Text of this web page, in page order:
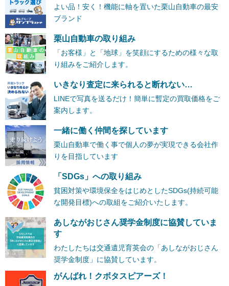
よい品！安く！機能に軸を置いた栗山自動車の最安
ブランド
栗山自動車の取り組み
「お客様」と「地球」を笑顔にするための様々な取
り組みをご紹介します。
いきなり査定に来られると断れない…
LINEで写真を送るだけ！簡単に暫定の買取価格をご
案内します。
一緒に働く仲間を探しています
栗山自動車で働く事で個人の夢が実現できる会社作
りを目指しています
「SDGs」への取り組み
貧困対策や環境保全をはじめとしたSDGs(持続可能
な開発目標)への取組をご紹介いたします。
あしながおじさん奨学金制度に協賛していま
す
わたしたちは交通遺児育英会の「あしながおじさん
奨学金制度」に協賛しています。
がんばれ！クボタスピアーズ！